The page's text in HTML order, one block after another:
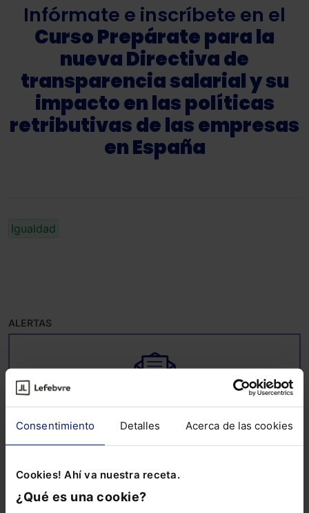
Consentimiento Detalles Acerca de las cookies
Cookies! Ahí va nuestra receta.
¿Qué es una cookie?
Infórmate e inscríbete en el
Curso Prepárate para la
nueva Directiva de
transparencia salarial y su
impacto en las políticas
retributivas de las empresas
en España
Igualdad
ALERTAS
Suscríbete ya a la alerta
ESG
Mantente al día de todo lo relacionado con
ebooks, webinars y mucho más